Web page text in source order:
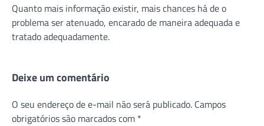
Quanto mais informação existir, mais chances há de o
problema ser atenuado, encarado de maneira adequada e
tratado adequadamente.
Deixe um comentário
O seu endereço de e-mail não será publicado. Campos
obrigatórios são marcados com *